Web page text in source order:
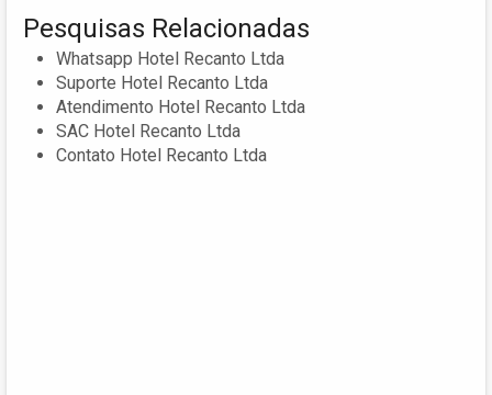
Pesquisas Relacionadas
Whatsapp Hotel Recanto Ltda
Suporte Hotel Recanto Ltda
Atendimento Hotel Recanto Ltda
SAC Hotel Recanto Ltda
Contato Hotel Recanto Ltda